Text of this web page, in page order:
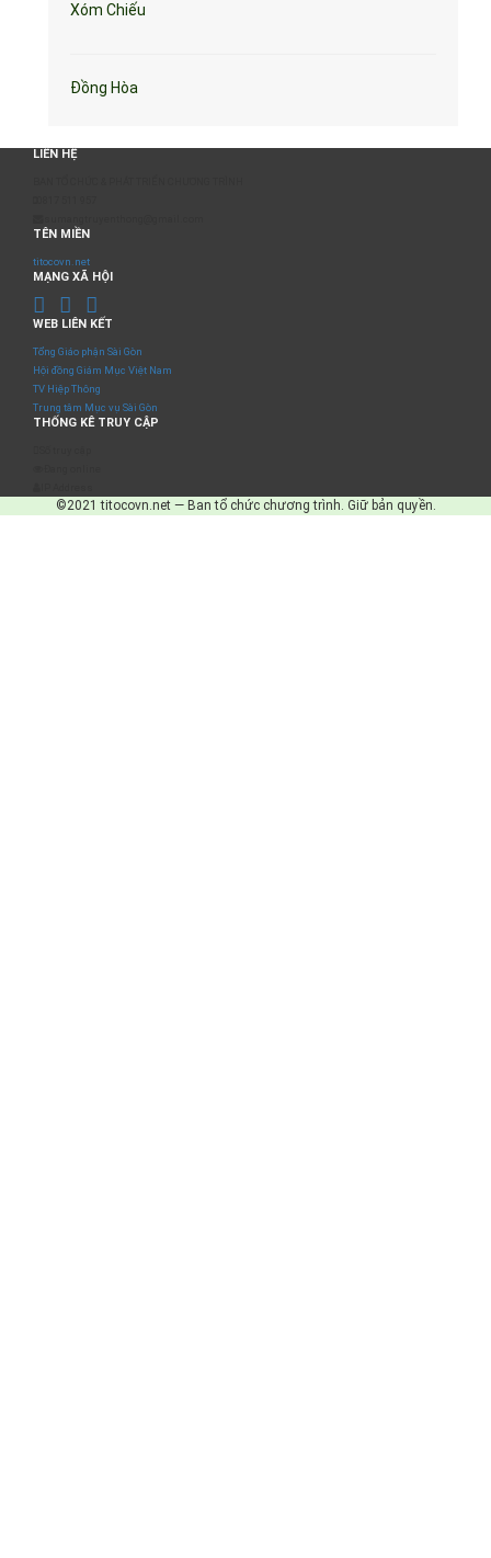
Xóm Chiếu
Đồng Hòa
LIÊN HỆ
TÊN MIỀN
titocovn.net
MẠNG XÃ HỘI
WEB LIÊN KẾT
Tổng Giáo phận Sài Gòn
Hội đồng Giám Mục Việt Nam
TV Hiệp Thông
Trung tâm Mục vụ Sài Gòn
THỐNG KÊ TRUY CẬP
©2021 titocovn.net — Ban tổ chức chương trình. Giữ bản quyền.